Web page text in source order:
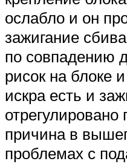
ослабло и он
зажигание
по совпадению
рисок на блоке
искра есть и
отрегулировано
причина в
проблемах с